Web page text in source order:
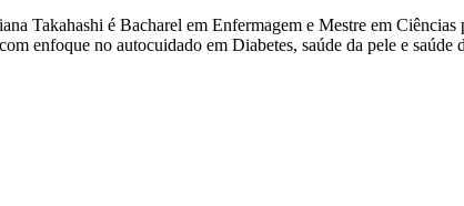
Takahashi é Bacharel em Enfermagem e Mestre em
enfoque no autocuidado em Diabetes, saúde da pele e